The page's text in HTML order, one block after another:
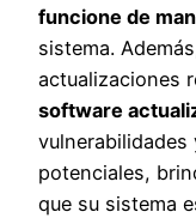
funcione de
sistema.
actualizaciones
software
vulnerabilidades
potenciales,
que su sistema